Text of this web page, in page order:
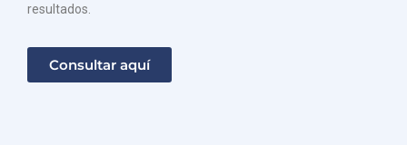
resultados.
Consultar aquí